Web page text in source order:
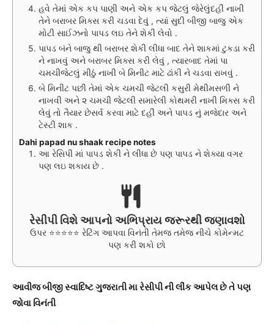
હવે તેમાં એક કપ પાણી અને એક કપ જેટલું જેરેલુંદહીં નાખી
તેને બરાબર મિક્સ કરી ચડવા દેવું , ત્યાં સુદી બીજી બાજુ એક
મોટી સાઈઝનો પાપડ લઇ તેને શેકી લેવો .
પાપડ બંને બાજુ થી બરાબર શેકી લીધા બાદ તેને શાકમાં ટુકડા કરી
ને નાખવું અને બરાબર મિક્સ કરી લેવું , ત્યારબાદ તેમાં પા
ચમચીજેટલું મીઠું નાખી બે મિનીટ માટે ઢાંકી ને ચડવા રાખવું .
બે મિનીટ પછી તેમાં એક ચમચી જેટલી કસુરી મેથીમસળી ને
નાખવી અને ૨ ચમચી જેટલી સમારેલી કોથમરી નાખી મિક્સ કરી
લેવું તો તૈયાર છેસર્વ કરવા માટે દહીં અને પાપડ નું મજેદાર અને
ટેસ્ટી શાક .
Dahi papad nu shaak recipe notes
આ રેસિપી માં પાપડ શેકી ને લીધા છે પણ પાપડ ને શેક્યા વગર
પણ લઇ શકાય છે .
રેસીપી વિશે આપનો અભિપ્રાય જરૂરથી જણાવશો
ઉપર ⭐⭐⭐⭐⭐ રેટિંગ આપવા વિનંતી તેમજ તમેજ નીચે કોમેન્મટ
પણ કરી શકો છો
આવીજ બીજી સ્વાદિષ્ટ ગુજરાતી મા રેસીપી ની લીંક આપેલ છે તે પણ
જોવા વિનંતી